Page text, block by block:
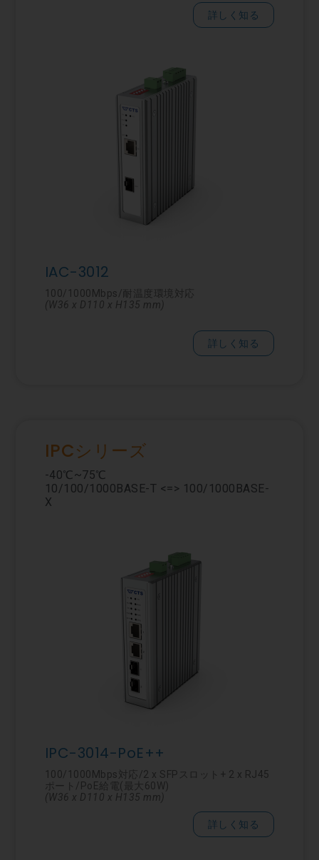
詳しく知る
IAC-3012
100/1000Mbps/耐温度環境対応
(W36 x D110 x H135 mm)
詳しく知る
IPCシリーズ
-40℃~75℃
10/100/1000BASE-T <=> 100/1000BASE-
X
IPC-3014-PoE++
100/1000Mbps対応/2 x SFPスロット+ 2 x RJ45
ポート/PoE給電(最大60W)
(W36 x D110 x H135 mm)
詳しく知る